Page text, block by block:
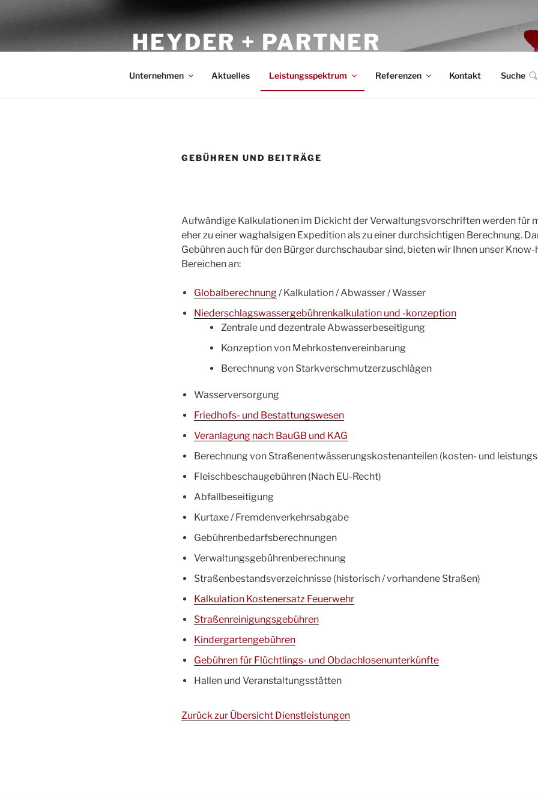
Zum
Inhalt
HEYDER + PARTNER
Unternehmen Aktuelles Leistungsspektrum Referenzen Kontakt Suche
GEBÜHREN UND BEITRÄGE
Aufwändige Kalkulationen im Dickicht der Verwaltungsvorschriften werden für
eher zu einer waghalsigen Expedition als zu einer durchsichtigen Berechnung.
Gebühren auch für den Bürger durchschaubar sind, bieten wir Ihnen unser
Bereichen an:
Globalberechnung/ Kalkulation / Abwasser / Wasser
Niederschlagswassergebührenkalkulation und -konzeption
Zentrale und dezentrale Abwasserbeseitigung
Konzeption von Mehrkostenvereinbarung
Berechnung von Starkverschmutzerzuschlägen
Wasserversorgung
Friedhofs- und Bestattungswesen
Veranlagung nach BauGB und KAG
Berechnung von Straßenentwässerungskostenanteilen (kosten- und
Fleischbeschaugebühren (Nach EU-Recht)
Abfallbeseitigung
Kurtaxe / Fremdenverkehrsabgabe
Gebührenbedarfsberechnungen
Verwaltungsgebührenberechnung
Straßenbestandsverzeichnisse (historisch / vorhandene Straßen)
Kalkulation Kostenersatz Feuerwehr
Straßenreinigungsgebühren
Kindergartengebühren
Gebühren für Flüchtlings- und Obdachlosenunterkünfte
Hallen und Veranstaltungsstätten
Zurück zur Übersicht Dienstleistungen